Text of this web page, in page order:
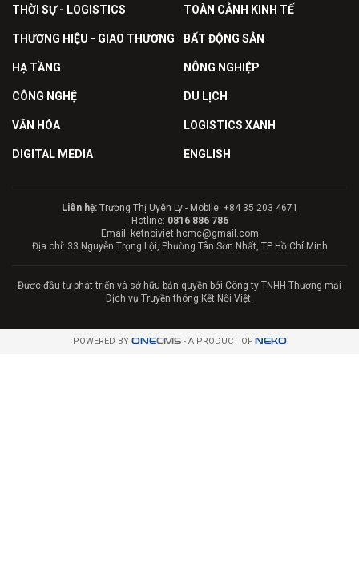
THỜI SỰ - LOGISTICS TOÀN CẢNH KINH TẾ
THƯƠNG HIỆU - GIAO THƯƠNG BẤT ĐỘNG SẢN
HẠ TẦNG NÔNG NGHIỆP
CÔNG NGHỆ DU LỊCH
VĂN HÓA LOGISTICS XANH
DIGITAL MEDIA ENGLISH
Liên hệ:Trương Thị Uyên Ly - Mobile: +84 35 203 4671
Hotline: 0816 886 786
Email: ketnoiviet.hcmc@gmail.com
Địa chỉ: 33 Nguyễn Trọng Lội, Phường Tân Sơn Nhất, TP Hồ Chí Minh
Được đầu tư phát triển và sở hữu bản quyền bởi Công ty TNHH Thương mại
Dịch vụ Truyền thông Kết Nối Việt.
POWERED BY ONECMS- A PRODUCT OF NEKO